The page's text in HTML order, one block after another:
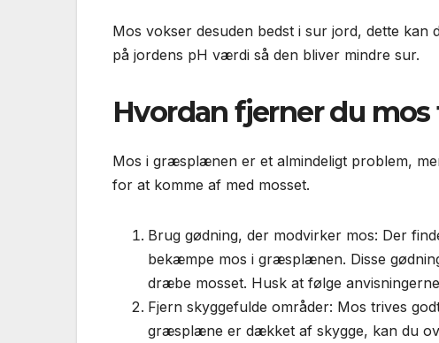
Mos vokser desuden bedst i sur jord, dette
på jordens pH værdi så den bliver mindre sur.
Hvordan fjerner du
Mos i græsplænen er et almindeligt problem,
for at komme af med mosset.
Brug gødning, der modvirker mos: Der
bekæmpe mos i græsplænen. Disse
dræbe mosset. Husk at følge
Fjern skyggefulde områder: Mos trives
græsplæne er dækket af skygge, kan du